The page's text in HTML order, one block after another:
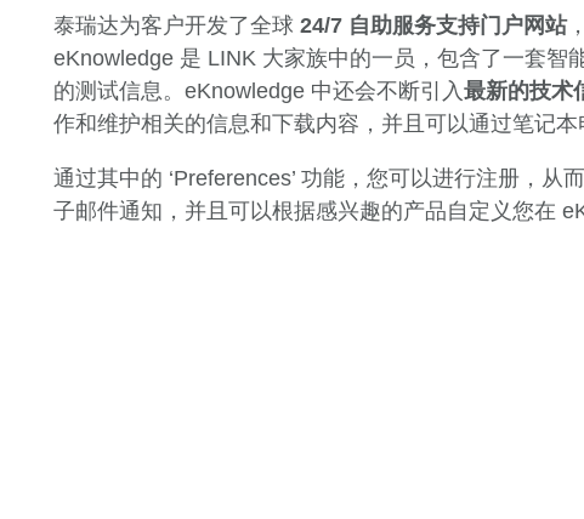
泰瑞达为客户开发了全球 24/7 自助服务支持门户网站
eKnowledge 是 LINK 大家族中的一员，包含了一套智
的测试信息。eKnowledge 中还会不断引入最新的技术
作和维护相关的信息和下载内容，并且可以通过笔记本
通过其中的 ‘Preferences’ 功能，您可以进行注册，
子邮件通知，并且可以根据感兴趣的产品自定义您在